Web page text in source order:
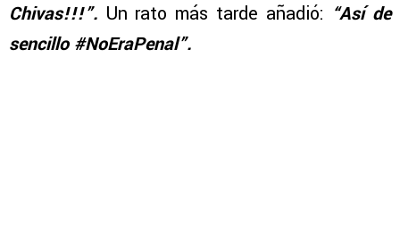
Chivas!!!”. Un rato más tarde añadió: “Así de
sencillo #NoEraPenal”.